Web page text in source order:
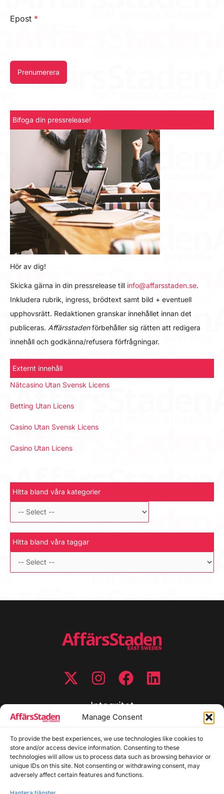
Manage Consent
To provide the best experiences, we use technologies like cookies to
store and/or access device information. Consenting to these
technologies will allow us to process data such as browsing behavior or
unique IDs on this site. Not consenting or withdrawing consent, may
adversely affect certain features and functions.
Epost *
Prenumerera
Bifoga din pressrelease!
Hör av dig!
Skicka gärna in din pressrelease till info@affarsstaden.se.
Inkludera rubrik, ingress, brödtext samt bild + eventuell
upphovsrätt. Redaktionen granskar innehållet innan det
publiceras. Affärsstadenförbehåller sig rätten att redigera
innehåll och godkänna/refusera förfrågningar.
Externt innehåll
Nätcasino Utan Svensk Licens
Betting Utan Licens
Casino Utan Svensk Licens
Casino Utan Licens
Hitta bland våra kategorier
Hitta bland våra taggar
Integritet
Cookiepolicy
Disclaimer
Redaktionell policy
Utgivarinformation